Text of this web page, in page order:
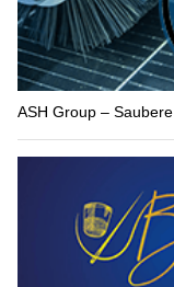
ASH Group –